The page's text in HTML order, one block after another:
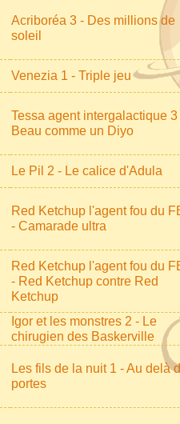
Acriboréa 3 - Des millions de
soleil
Venezia 1 - Triple jeu
Tessa agent intergalactique 3
Beau comme un Diyo
Le Pil 2 - Le calice d'Adula
Red Ketchup l'agent fou du
- Camarade ultra
Red Ketchup l'agent fou du
- Red Ketchup contre Red
Ketchup
Igor et les monstres 2 - Le
chirugien des Baskerville
Les fils de la nuit 1 - Au delà
portes